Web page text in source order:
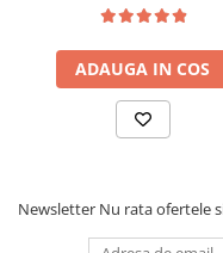
ADAUGA IN COS
Newsletter Nu rata ofertele